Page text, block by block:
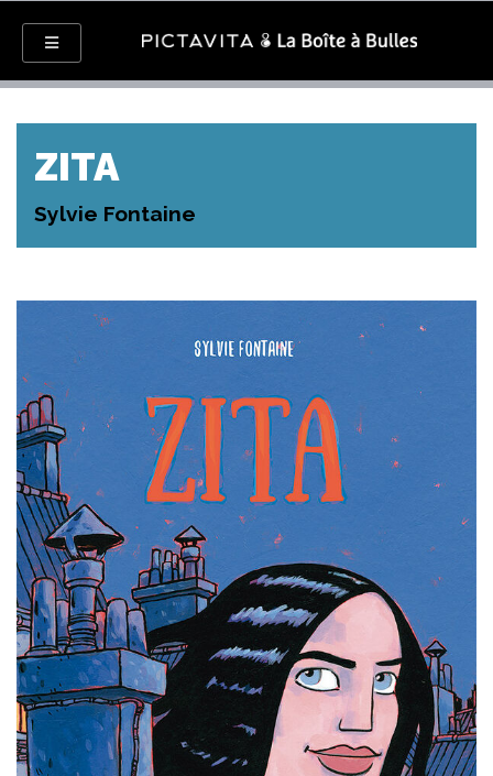
ZITA
Sylvie Fontaine